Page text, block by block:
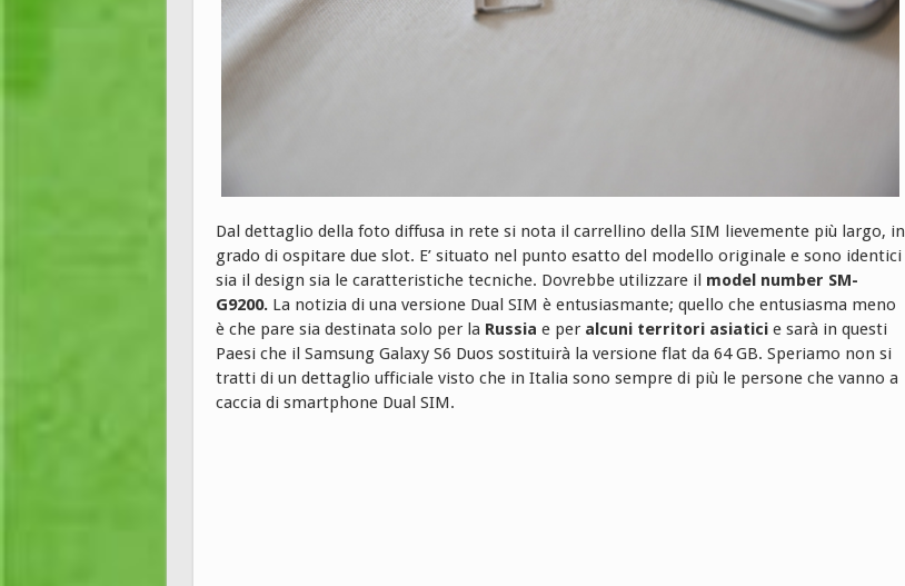
Dal dettaglio della foto diffusa in rete si nota il carrellino della SIM lievemente più largo, in
grado di ospitare due slot. E’ situato nel punto esatto del modello originale e sono identici
sia il design sia le caratteristiche tecniche. Dovrebbe utilizzare il model number SM-
G9200. La notizia di una versione Dual SIM è entusiasmante; quello che entusiasma meno
è che pare sia destinata solo per la Russia e per alcuni territori asiaticie sarà in questi
Paesi che il Samsung Galaxy S6 Duos sostituirà la versione flat da 64 GB. Speriamo non si
tratti di un dettaglio ufficiale visto che in Italia sono sempre di più le persone che vanno a
caccia di smartphone Dual SIM.